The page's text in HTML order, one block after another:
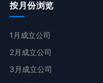
按月份浏览
1月成立公司
2月成立公司
3月成立公司